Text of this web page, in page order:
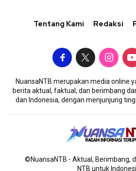
Tentang Kami Redaksi
NuansaNTB merupakan media online
berita aktual, faktual, dan berimbang
dan Indonesia, dengan menjunjung
©NuansaNTB - Aktual, Berimbang,
NTB untuk